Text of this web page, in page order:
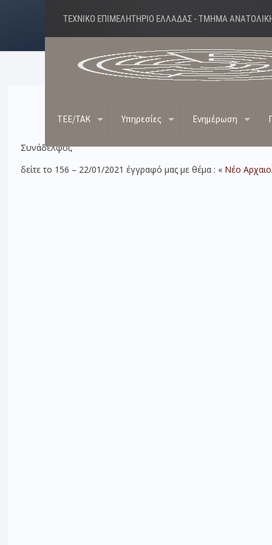
ΤΕΧΝΙΚΟ ΕΠΙΜΕΛΗΤΗΡΙΟ ΕΛΛΑΔΑΣ - ΤΜΗΜΑ
TEE/TAK Υπηρεσίες ΕνημέρωσηΝέο
Συνάδελφοι,
δείτε το 156 – 22/01/2021 έγγραφό μας με θέμα : « Νέο